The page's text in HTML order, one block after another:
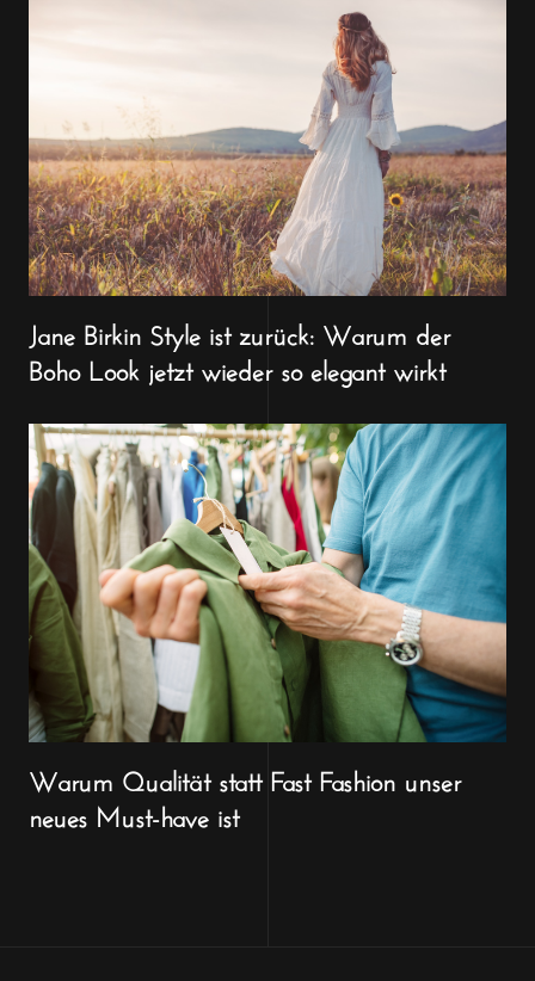
Jane Birkin Style ist zurück: Warum der
Boho Look jetzt wieder so elegant wirkt
Warum Qualität statt Fast Fashion unser
neues Must-have ist